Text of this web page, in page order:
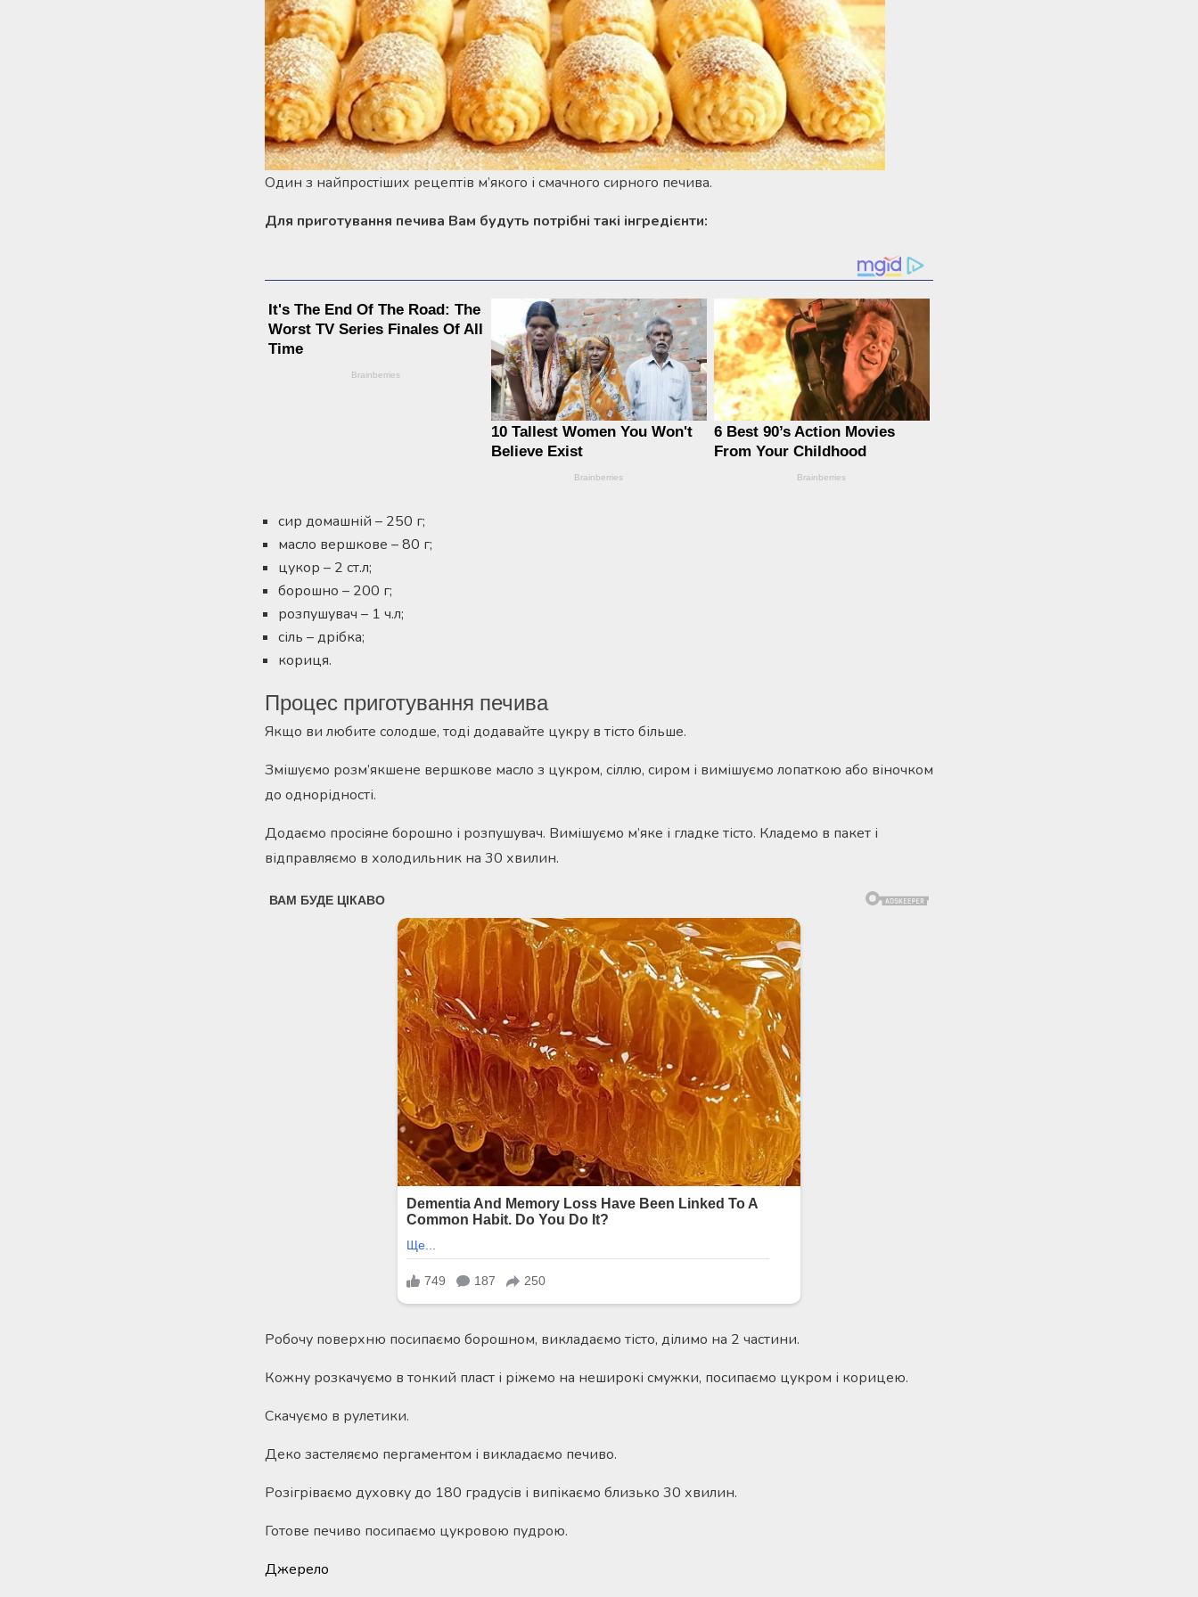
Один з найпростіших рецептів м’якого і смачного сирного печива.
Для приготування печива Вам будуть потрібні такі інгредієнти:
сир домашній – 250 г;
масло вершкове – 80 г;
цукор – 2 ст.л;
борошно – 200 г;
розпушувач – 1 ч.л;
сіль – дрібка;
кориця.
Процес приготування печива
Якщо ви любите солодше, тоді додавайте цукру в тісто більше.
Змішуємо розм’якшене вершкове масло з цукром, сіллю, сиром і вимішуємо лопаткою або віночком
до однорідності.
Додаємо просіяне борошно і розпушувач. Вимішуємо м’яке і гладке тісто. Кладемо в пакет і
відправляємо в холодильник на 30 хвилин.
Робочу поверхню посипаємо борошном, викладаємо тісто, ділимо на 2 частини.
Кожну розкачуємо в тонкий пласт і ріжемо на неширокі смужки, посипаємо цукром і корицею.
Скачуємо в рулетики.
Деко застеляємо пергаментом і викладаємо печиво.
Розігріваємо духовку до 180 градусів і випікаємо близько 30 хвилин.
Готове печиво посипаємо цукровою пудрою.
Джерело